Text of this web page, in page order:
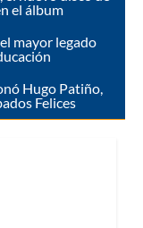
el álbum
mayor legado
Hugo Patiño,
Felices